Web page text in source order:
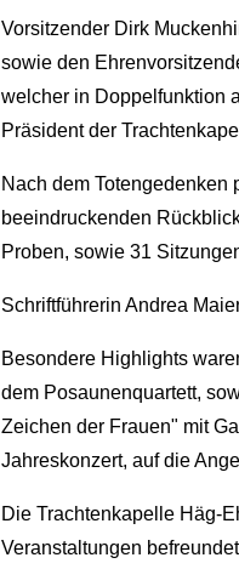
Vorsitzender Dirk
sowie den
welcher in Doppelfunktion
Präsident der
Nach dem Totengedenken
beeindruckenden
Proben, sowie 31
Schriftführerin Andrea
Besondere Highlights
dem Posaunenquartett,
Zeichen der Frauen" mit
Jahreskonzert, auf die
Die Trachtenkapelle Häg-
Veranstaltungen